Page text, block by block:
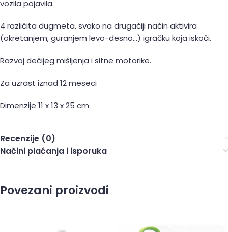
vozila pojavila.
4 različita dugmeta, svako na drugačiji način aktivira
(okretanjem, guranjem levo-desno…) igračku koja iskoči.
Razvoj dečijeg mišljenja i sitne motorike.
Za uzrast iznad 12 meseci
Dimenzije 11 x 13 x 25 cm
Recenzije (0)
Načini plaćanja i isporuka
Povezani proizvodi